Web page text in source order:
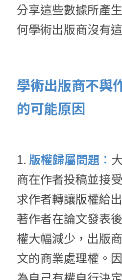
分享這些數據所產
何學術出版商沒有
學術出版商不與
的可能原因
1. 版權歸屬問題 ：
商在作者投稿並接
求作者轉讓版權給
著作者在論文發表
權大幅減少，出版
文的商業處理權。